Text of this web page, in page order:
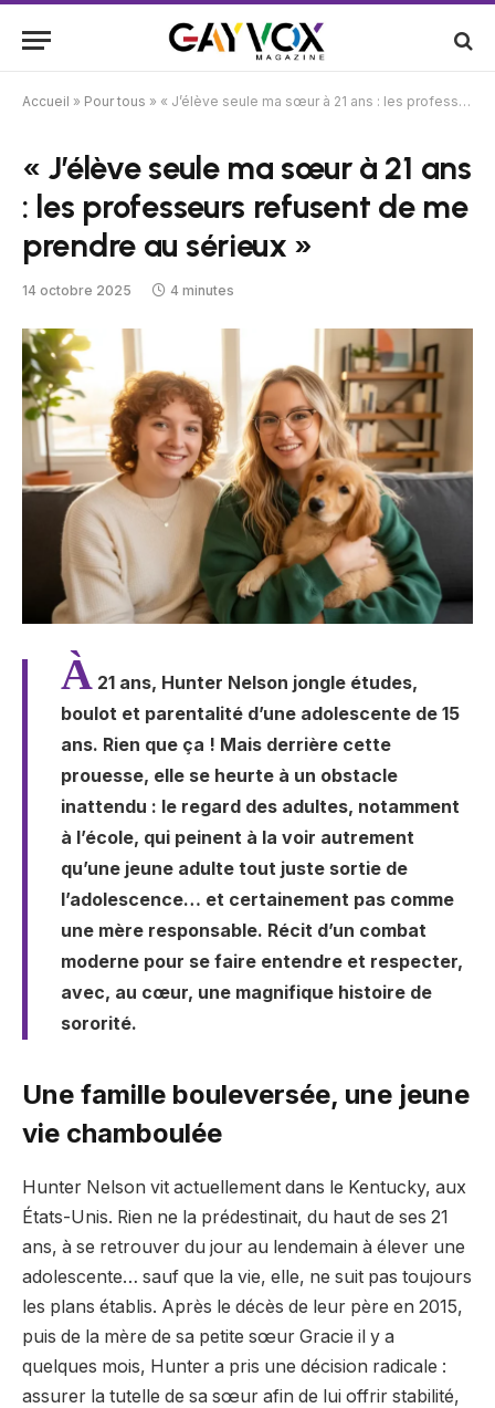
Accueil » Pour tous » « J’élève seule ma sœur à 21 ans : les professeurs refusent de me prendre au sérieux »
« J’élève seule ma sœur à 21 ans
: les professeurs refusent de me
prendre au sérieux »
14 octobre 2025 4 minutes
À 21 ans, Hunter Nelson jongle études,
boulot et parentalité d’une adolescente de 15
ans. Rien que ça ! Mais derrière cette
prouesse, elle se heurte à un obstacle
inattendu : le regard des adultes, notamment
à l’école, qui peinent à la voir autrement
qu’une jeune adulte tout juste sortie de
l’adolescence… et certainement pas comme
une mère responsable. Récit d’un combat
moderne pour se faire entendre et respecter,
avec, au cœur, une magnifique histoire de
sororité.
Une famille bouleversée, une jeune
vie chamboulée
Hunter Nelson vit actuellement dans le Kentucky, aux
États-Unis. Rien ne la prédestinait, du haut de ses 21
ans, à se retrouver du jour au lendemain à élever une
adolescente… sauf que la vie, elle, ne suit pas toujours
les plans établis. Après le décès de leur père en 2015,
puis de la mère de sa petite sœur Gracie il y a
quelques mois, Hunter a pris une décision radicale :
assurer la tutelle de sa sœur afin de lui offrir stabilité,